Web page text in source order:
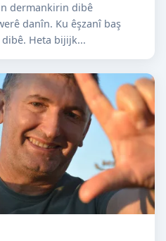
dermankirin dibê
danîn. Ku êşzanî baş
Heta bijijk...